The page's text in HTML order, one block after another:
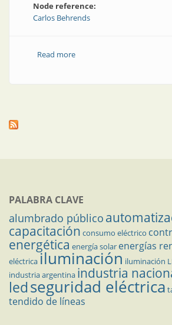
Node reference:
Carlos Behrends
Read moreabout ¿Qué es estrategia?
PALABRA CLAVE
alumbrado público
capacitación consumo eléctrico
energética energía solar energías
eléctricailuminación iluminación
industria argentina industria
ledseguridad eléctrica
tendido de líneas